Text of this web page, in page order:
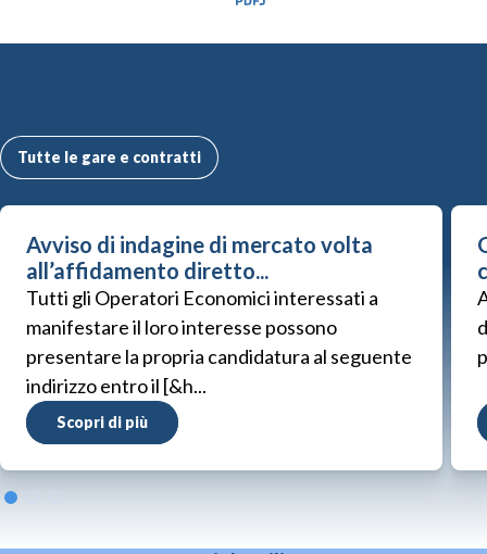
Tutte le gare e contratti
Avviso di indagine di mercato volta
all’affidamento diretto...
Tutti gli Operatori Economici interessati a
manifestare il loro interesse possono
presentare la propria candidatura al seguente
indirizzo entro il [&h...
Scopri di più